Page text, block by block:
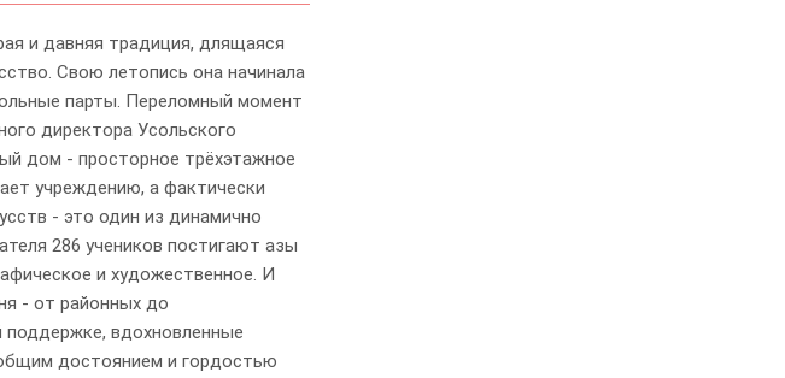
и давняя традиция, длящаяся
Свою летопись она начинала
парты. Переломный момент
директора Усольского
дом - просторное трёхэтажное
учреждению, а фактически
- это один из динамично
286 учеников постигают азы
и художественное. И
- от районных до
вдохновленные
достоянием и гордостью